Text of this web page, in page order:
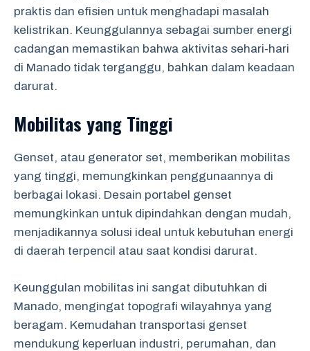
praktis dan efisien untuk menghadapi masalah
kelistrikan. Keunggulannya sebagai sumber energi
cadangan memastikan bahwa aktivitas sehari-hari
di Manado tidak terganggu, bahkan dalam keadaan
darurat.
Mobilitas yang Tinggi
Genset, atau generator set, memberikan mobilitas
yang tinggi, memungkinkan penggunaannya di
berbagai lokasi. Desain portabel genset
memungkinkan untuk dipindahkan dengan mudah,
menjadikannya solusi ideal untuk kebutuhan energi
di daerah terpencil atau saat kondisi darurat.
Keunggulan mobilitas ini sangat dibutuhkan di
Manado, mengingat topografi wilayahnya yang
beragam. Kemudahan transportasi genset
mendukung keperluan industri, perumahan, dan